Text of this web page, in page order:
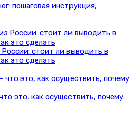
пошаговая инструкция,
стоит ли выводить в
это сделать
это, как осуществить, почему